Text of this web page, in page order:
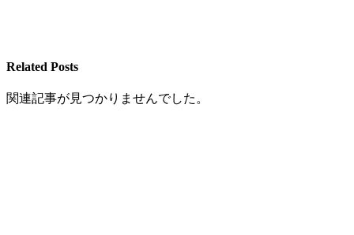
Related Posts
関連記事が見つかりませんでした。